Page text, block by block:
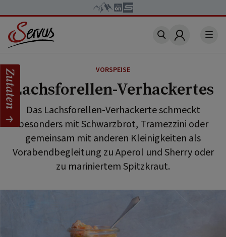
Account
VORSPEISE
Lachsforellen-Verhackertes
Das Lachsforellen-Verhackerte schmeckt
besonders mit Schwarzbrot, Tramezzini oder
gemeinsam mit anderen Kleinigkeiten als
Vorabendbegleitung zu Aperol und Sherry oder
zu mariniertem Spitzkraut.
Zutaten